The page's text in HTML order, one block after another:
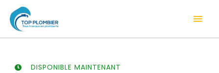
contenu
DISPONIBLE MAINTENANT